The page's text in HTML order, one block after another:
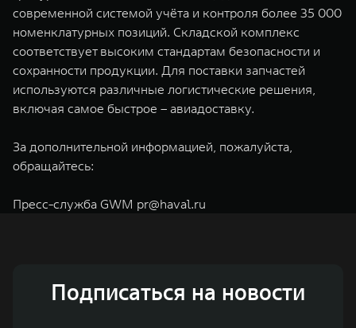
современной системой учёта и контроля более 35 000
номенклатурных позиций. Складской комплекс
соответствует высоким стандартам безопасности и
сохранности продукции. Для поставки запчастей
используются различные логистические решения,
включая самое быстрое – авиадоставку.
За дополнительной информацией, пожалуйста,
обращайтесь:
Пресс-служба GWM pr@haval.ru
Подписаться на новости